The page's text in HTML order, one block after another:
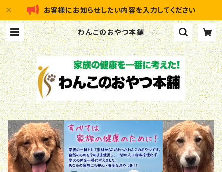
お客様にお知らせしたい内容を入力してください
わんこのおやつ本舗